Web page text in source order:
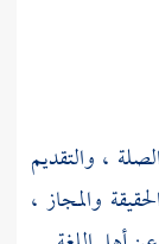
، والتقديم
والمجاز ،